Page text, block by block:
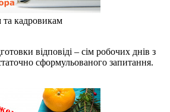
та кадровикам
відповіді – сім робочих днів з
сформульованого запитання.